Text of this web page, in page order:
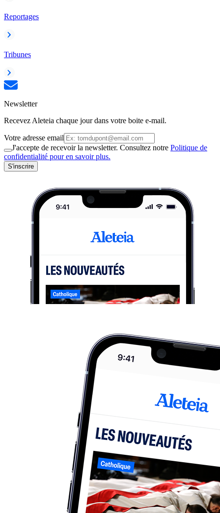
Reportages
Tribunes
Newsletter
Recevez Aleteia chaque jour dans votre boite e-mail.
Votre adresse email
J'accepte de recevoir la newsletter. Consultez notre Politique de
confidentialité pour en savoir plus.
S'inscrire